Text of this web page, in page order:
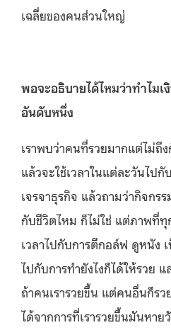
เฉลี่ยของคนส่วนใหญ่
พอจะอธิบายได้ไหมว่าทำไม
อันดับหนึ่ง
เราพบว่าคนที่รวยมากแต่ไม่ถึ
แล้วจะใช้เวลาในแต่ละวันไปกั
เจรจาธุรกิจ แล้วถามว่ากิจกร
กับชีวิตไหม ก็ไม่ใช่ แต่ภาพที่
เวลาไปกับการตีกอล์ฟ ดูหนัง
ไปกับการทำยังไงก็ได้ให้รวย
ถ้าคนเรารวยขึ้น แต่คนอื่นก็ร
ได้จากการที่เรารวยขึ้นมันหาย